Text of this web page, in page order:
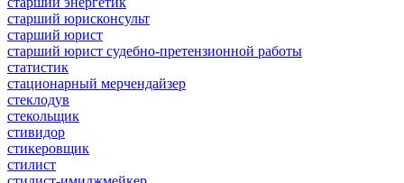
старший юрисконсульт
старший юрист
старший юрист судебно-претензионной работы
статистик
стационарный мерчендайзер
стеклодув
стекольщик
стивидор
стикеровщик
стилист